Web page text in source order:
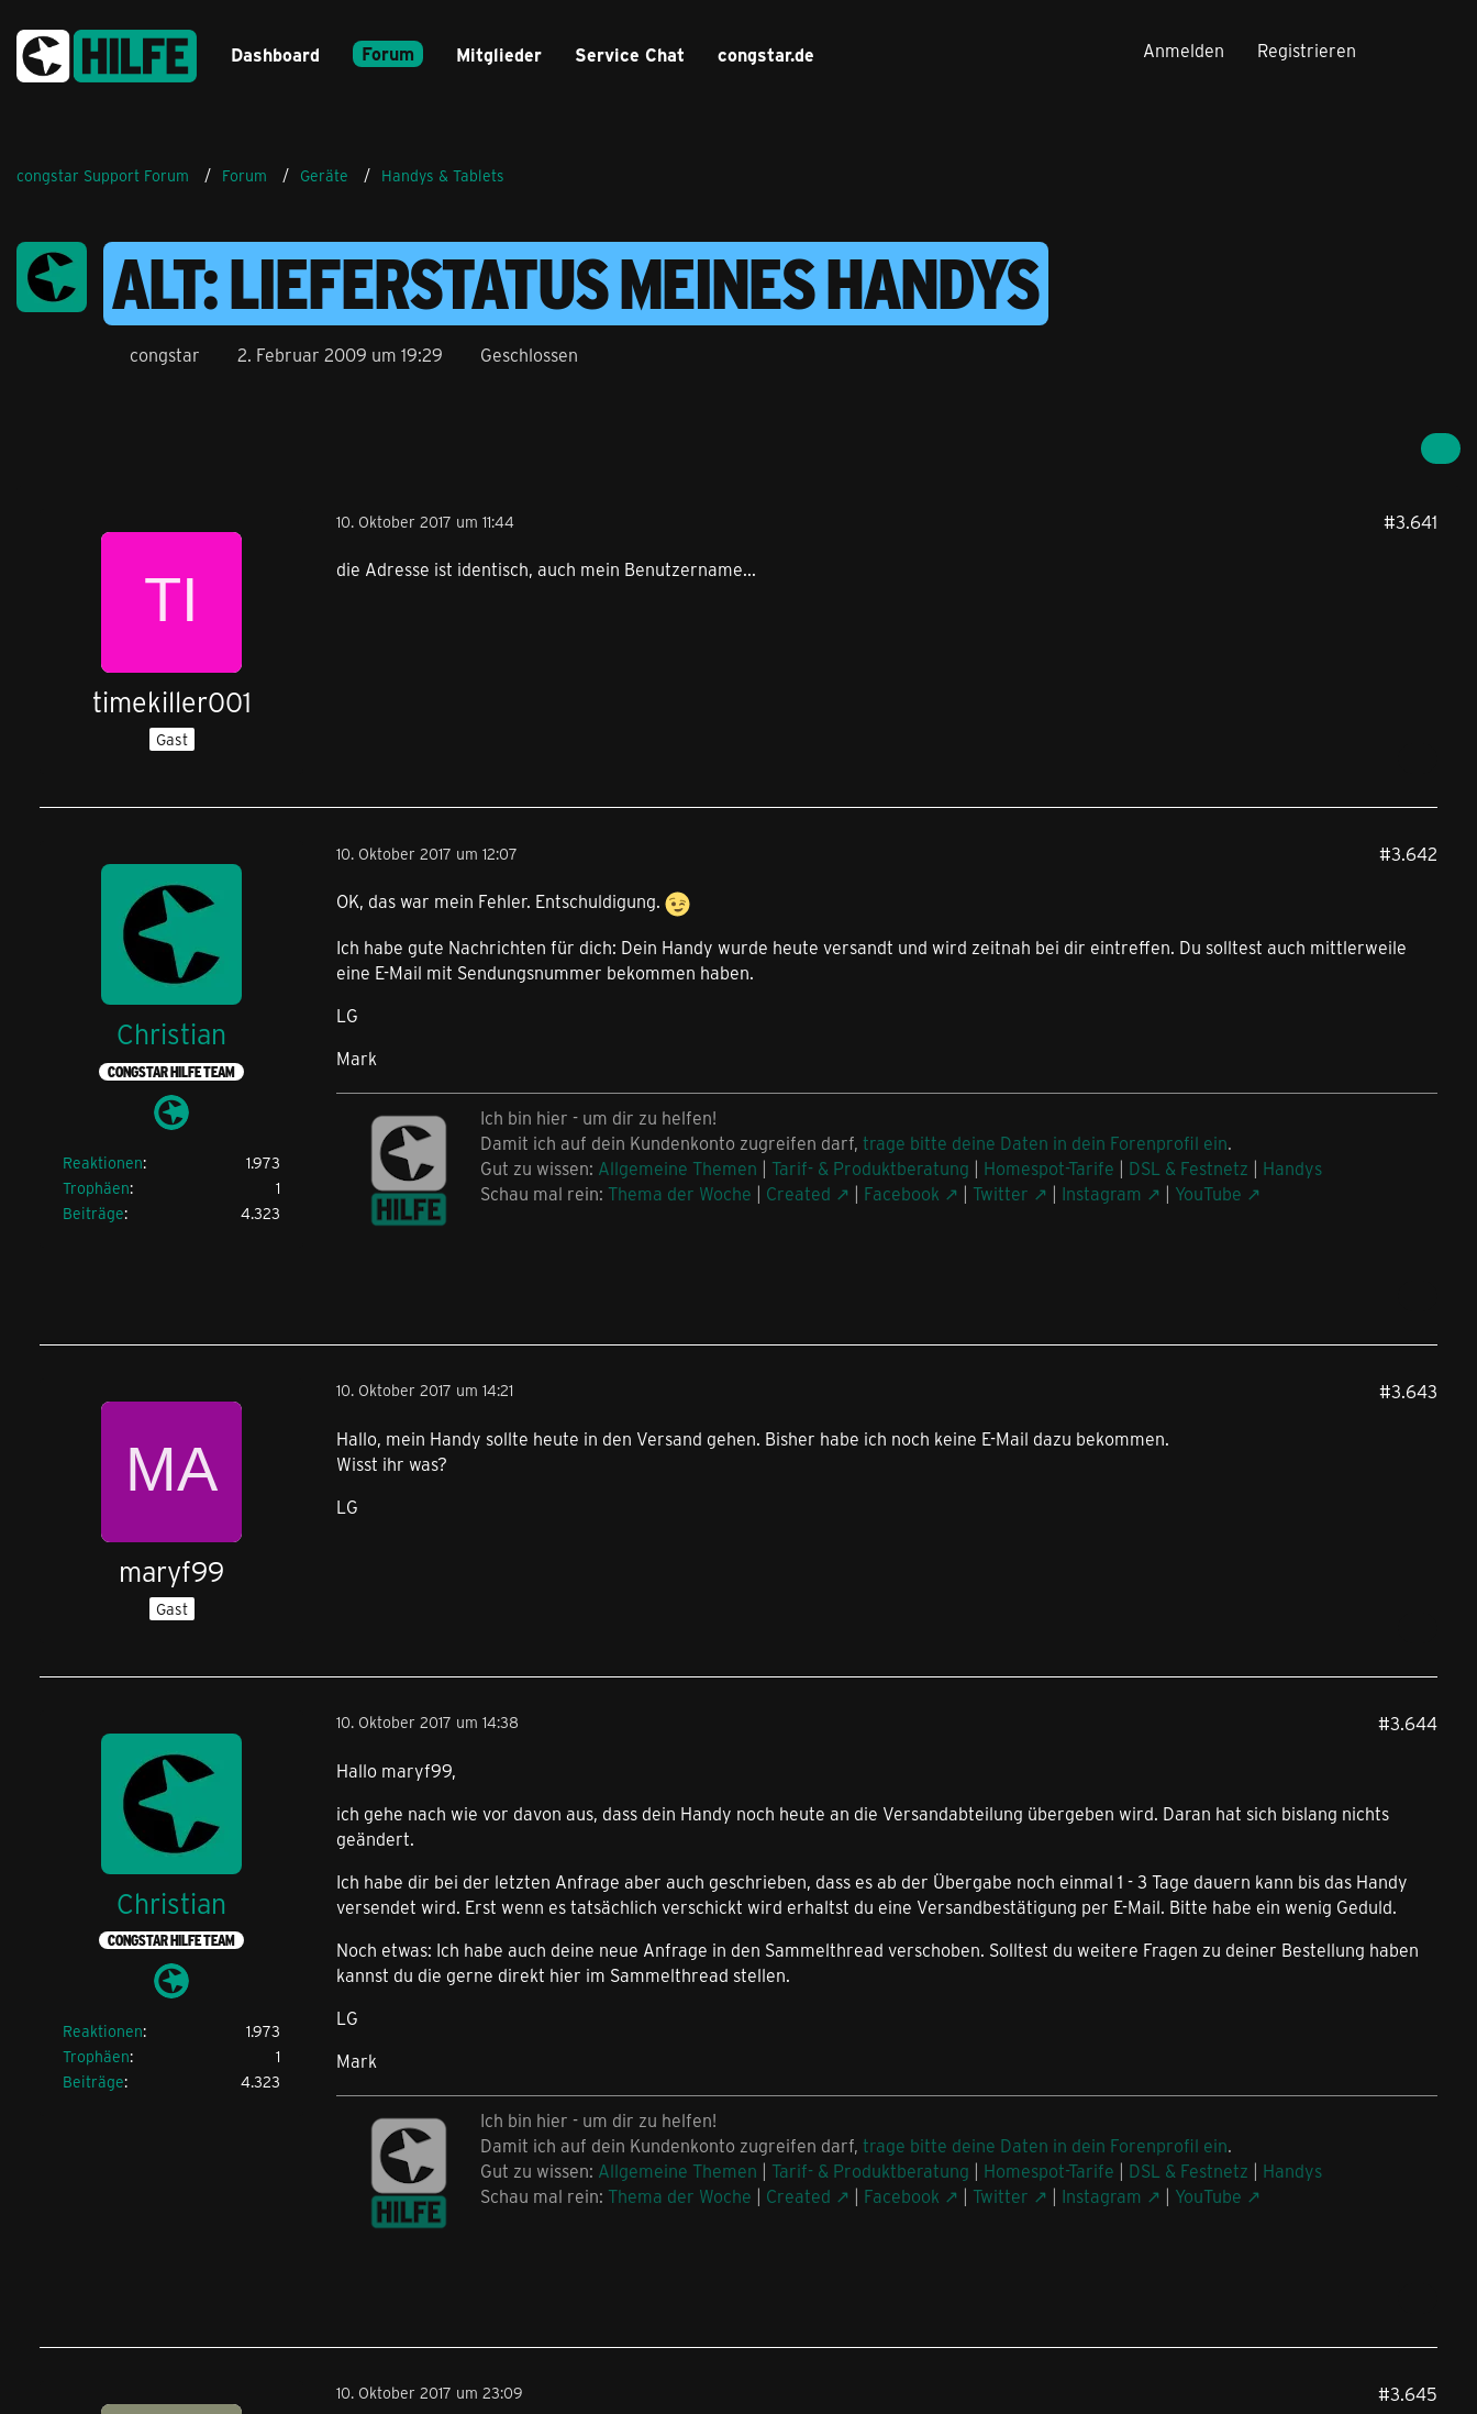
Dashboard Forum Mitglieder Service Chat congstar.de Anmelden Registrieren
congstar Support Forum Forum Geräte Handys & Tablets
ALT: LIEFERSTATUS MEINES HANDYS
congstar 2. Februar 2009 um 19:29 Geschlossen
timekiller001
Gast
10. Oktober 2017 um 11:44 #3.641
die Adresse ist identisch, auch mein Benutzername...
Christian
CONGSTAR HILFE TEAM
Reaktionen
1.973
Trophäen
1
Beiträge
4.323
10. Oktober 2017 um 12:07 #3.642
OK, das war mein Fehler. Entschuldigung.
Ich habe gute Nachrichten für dich: Dein Handy wurde heute versandt und wird zeitnah bei dir eintreffen. Du solltest auch mittlerweile
eine E-Mail mit Sendungsnummer bekommen haben.
LG
Mark
Ich bin hier - um dir zu helfen!
Damit ich auf dein Kundenkonto zugreifen darf, trage bitte deine Daten in dein Forenprofil ein.
Gut zu wissen: Allgemeine Themen | Tarif- & Produktberatung | Homespot-Tarife | DSL & Festnetz | Handys
Schau mal rein: Thema der Woche | Created | Facebook | Twitter | Instagram | YouTube
maryf99
Gast
10. Oktober 2017 um 14:21 #3.643
Hallo, mein Handy sollte heute in den Versand gehen. Bisher habe ich noch keine E-Mail dazu bekommen.
Wisst ihr was?
LG
Christian
CONGSTAR HILFE TEAM
Reaktionen
1.973
Trophäen
1
Beiträge
4.323
10. Oktober 2017 um 14:38 #3.644
Hallo maryf99,
ich gehe nach wie vor davon aus, dass dein Handy noch heute an die Versandabteilung übergeben wird. Daran hat sich bislang nichts
geändert.
Ich habe dir bei der letzten Anfrage aber auch geschrieben, dass es ab der Übergabe noch einmal 1 - 3 Tage dauern kann bis das Handy
versendet wird. Erst wenn es tatsächlich verschickt wird erhaltst du eine Versandbestätigung per E-Mail. Bitte habe ein wenig Geduld.
Noch etwas: Ich habe auch deine neue Anfrage in den Sammelthread verschoben. Solltest du weitere Fragen zu deiner Bestellung haben
kannst du die gerne direkt hier im Sammelthread stellen.
LG
Mark
Ich bin hier - um dir zu helfen!
Damit ich auf dein Kundenkonto zugreifen darf, trage bitte deine Daten in dein Forenprofil ein.
Gut zu wissen: Allgemeine Themen | Tarif- & Produktberatung | Homespot-Tarife | DSL & Festnetz | Handys
Schau mal rein: Thema der Woche | Created | Facebook | Twitter | Instagram | YouTube
10. Oktober 2017 um 23:09 #3.645